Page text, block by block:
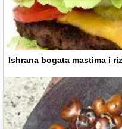
Ishrana bogata mastima i